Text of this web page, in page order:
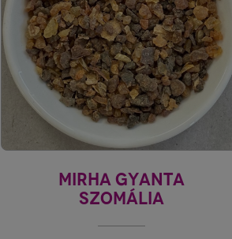
MIRHA GYANTA
SZOMÁLIA